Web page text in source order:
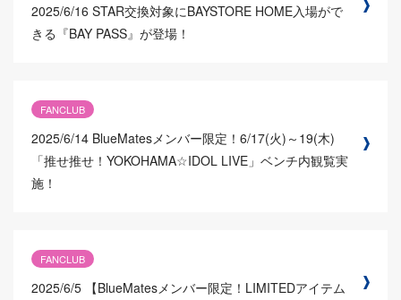
2025/6/16 STAR交換対象にBAYSTORE HOME入場がで
きる『BAY PASS』が登場！
FANCLUB
2025/6/14 BlueMatesメンバー限定！6/17(火)～19(木)
「推せ推せ！YOKOHAMA☆IDOL LIVE」ベンチ内観覧実
施！
FANCLUB
2025/6/5 【BlueMatesメンバー限定！LIMITEDアイテム